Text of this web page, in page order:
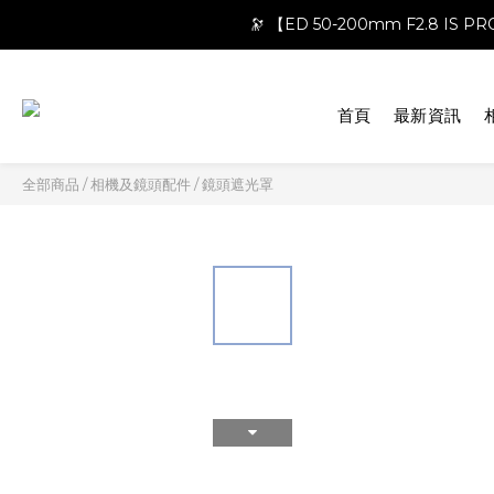
🔭 【ED 50-200mm F2.8 IS
首頁 最新資訊
全部商品 /相機及鏡頭配件/鏡頭遮光罩